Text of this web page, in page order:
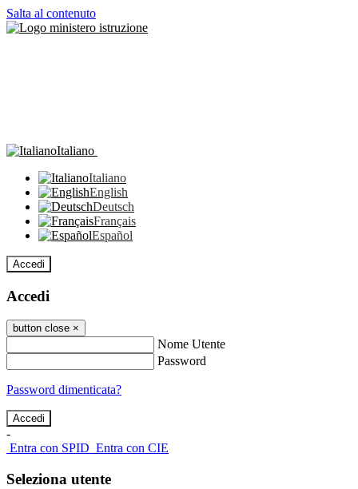
Salta al contenuto
Italiano
Italiano
English
Deutsch
Français
Español
Accedi
Accedi
button close ×
Nome Utente
Password
Password dimenticata?
-
Entra con SPID Entra con CIE
Seleziona utente